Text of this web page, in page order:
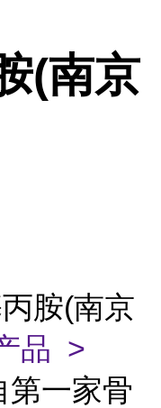
(南京
胺(南京
品 >
第一家骨